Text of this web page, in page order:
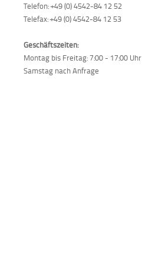
Telefon: +49 (0) 4542-84 12 52
Telefax: +49 (0) 4542-84 12 53
Geschäftszeiten:
Montag bis Freitag: 7:00 - 17:00 Uhr
Samstag nach Anfrage